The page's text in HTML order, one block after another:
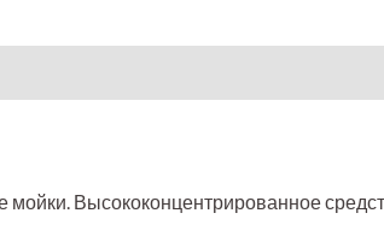
Высококонцентрированное